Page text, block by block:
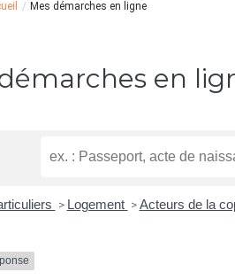
/ Mes démarches en ligne
en
> Logement > Acteurs de la